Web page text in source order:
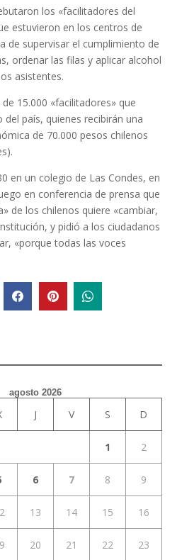
los «facilitadores del
estuvieron en los centros de
de supervisar el cumplimiento de
ordenar las filas y aplicar alcohol
asistentes.
15.000 «facilitadores» que
país, quienes recibirán una
de 70.000 pesos chilenos
en un colegio de Las Condes, en
en conferencia de prensa que
de los chilenos quiere «cambiar,
y pidió a los ciudadanos
«porque todas las voces
agosto 2026
J V S D
1 2
6 7 8 9
13 14 15 16
20 21 22 23